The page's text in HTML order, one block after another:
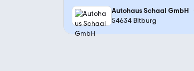
Autohaus Schaal GmbH
54634 Bitburg